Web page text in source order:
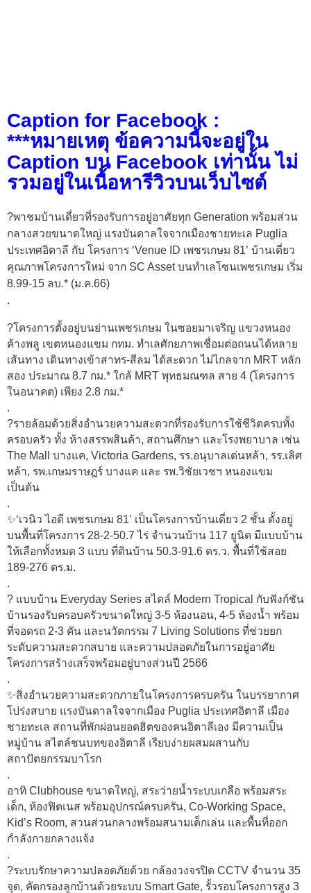
Caption for Facebook :
***หมายเหตุ ข้อความนี้จะอยู่ใน
Caption บน Facebook เท่านั้น ไม่
รวมอยู่ในเนื้อหารีวิวบนเว็บไซต์
?พาชมบ้านเดี่ยวที่รองรับการอยู่อาศัยทุก Generation พร้อมส่วน
กลางสวยขนาดใหญ่ แรงบันดาลใจจากเมืองชายทะเล Puglia
ประเทศอิตาลี กับ โครงการ ‘Venue ID เพชรเกษม 81’ บ้านเดี่ยว
คุณภาพโครงการใหม่ จาก SC Asset บนทำเลโซนเพชรเกษม เริ่ม
8.99-15 ลบ.* (ม.ค.66)
.
?โครงการตั้งอยู่บนย่านเพชรเกษม ในซอยมาเจริญ แขวงหนอง
ค้างพลู เขตหนองแขม กทม. ทำเลศักยภาพเชื่อมต่อถนนได้หลาย
เส้นทาง เดินทางเข้าสาทร-สีลม ได้สะดวก ไม่ไกลจาก MRT หลัก
สอง ประมาณ 8.7 กม.* ใกล้ MRT พุทธมณฑล สาย 4 (โครงการ
ในอนาคต) เพียง 2.8 กม.*
.
?รายล้อมด้วยสิ่งอำนวยความสะดวกที่รองรับการใช้ชีวิตครบทั้ง
ครอบครัว ทั้ง ห้างสรรพสินค้า, สถานศึกษา และโรงพยาบาล เช่น
The Mall บางแค, Victoria Gardens, รร.อนุบาลเด่นหล้า, รร.เลิศ
หล้า, รพ.เกษมราษฎร์ บางแค และ รพ.วิชัยเวชฯ หนองแขม
เป็นต้น
.
✨‘เวนิว ไอดี เพชรเกษม 81’ เป็นโครงการบ้านเดี่ยว 2 ชั้น ตั้งอยู่
บนพื้นที่โครงการ 28-2-50.7 ไร่ จำนวนบ้าน 117 ยูนิต มีแบบบ้าน
ให้เลือกทั้งหมด 3 แบบ ที่ดินบ้าน 50.3-91.6 ตร.ว. พื้นที่ใช้สอย
189-276 ตร.ม.
.
? แบบบ้าน Everyday Series สไตล์ Modern Tropical กับฟังก์ชัน
บ้านรองรับครอบครัวขนาดใหญ่ 3-5 ห้องนอน, 4-5 ห้องน้ำ พร้อม
ที่จอดรถ 2-3 คัน และนวัตกรรม 7 Living Solutions ที่ช่วยยก
ระดับความสะดวกสบาย และความปลอดภัยในการอยู่อาศัย
โครงการสร้างเสร็จพร้อมอยู่บางส่วนปี 2566
.
✨สิ่งอำนวยความสะดวกภายในโครงการครบครัน ในบรรยากาศ
โปร่งสบาย แรงบันดาลใจจากเมือง Puglia ประเทศอิตาลี เมือง
ชายทะเล สถานที่พักผ่อนยอดฮิตของคนอิตาลีเอง มีความเป็น
หมู่บ้าน สไตล์ชนบทของอิตาลี เรียบง่ายผสมผสานกับ
สถาปัตยกรรมบาโรก
.
อาทิ Clubhouse ขนาดใหญ่, สระว่ายน้ำระบบเกลือ พร้อมสระ
เด็ก, ห้องฟิตเนส พร้อมอุปกรณ์ครบครัน, Co-Working Space,
Kid’s Room, สวนส่วนกลางพร้อมสนามเด็กเล่น และพื้นที่ออก
กำลังกายกลางแจ้ง
.
?ระบบรักษาความปลอดภัยด้วย กล้องวงจรปิด CCTV จำนวน 35
จุด, คัดกรองลูกบ้านด้วยระบบ Smart Gate, รั้วรอบโครงการสูง 3